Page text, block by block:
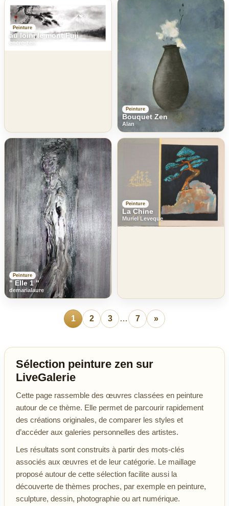
Peinture
au loin, le mont Fuji
encre-zen
Peinture
Bouquet Zen
Alan
Peinture
" Elle 1 "
demarialaure
Peinture
La Chine
Muriel Leveque
1 2 3 … 7 »
Sélection peinture zen sur
LiveGalerie
Cette page rassemble des œuvres classées en peinture
autour de ce thème. Elle permet de parcourir rapidement
des créations originales, de comparer les styles et
d’accéder aux galeries personnelles des artistes.
Les résultats sont construits à partir des mots-clés
associés aux œuvres et de leur catégorie. Le maillage
proposé autour de cette sélection facilite aussi la
découverte de thèmes proches, par exemple en peinture,
sculpture, dessin, photographie ou art numérique.